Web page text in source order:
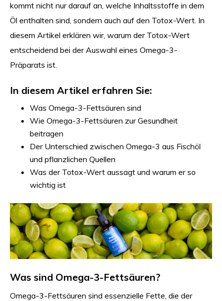
kommt nicht nur darauf an, welche Inhaltsstoffe in dem
Öl enthalten sind, sondern auch auf den Totox-Wert. In
diesem Artikel erklären wir, warum der Totox-Wert
entscheidend bei der Auswahl eines Omega-3-
Präparats ist.
In diesem Artikel erfahren Sie:
Was Omega-3-Fettsäuren sind
Wie Omega-3-Fettsäuren zur Gesundheit
beitragen
Der Unterschied zwischen Omega-3 aus Fischöl
und pflanzlichen Quellen
Was der Totox-Wert aussagt und warum er so
wichtig ist
Was sind Omega-3-Fettsäuren?
Omega-3-Fettsäuren sind essenzielle Fette, die der